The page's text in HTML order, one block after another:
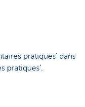
pratiques' dans
pratiques'.